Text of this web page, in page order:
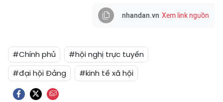
nhandan.vn Xem link nguồn
#Chính phủ
#hội nghị trực tuyến
#đại hội Đảng
#kinh tế xã hội